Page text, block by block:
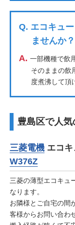
Q. エコキュ
ませんか？
A. 一部機種で飲
そのままの飲
度煮沸して頂
豊島区で人
三菱電機 エコ
W376Z
三菱の薄型エコキュ
なります。
お隣様とご自宅の間
客様からお問い合わ